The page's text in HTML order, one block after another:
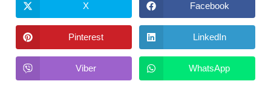
Opens
in
a
new
window
X
Opens
in
a
new
window
Facebook
Opens
in
a
new
window
Pinterest
Opens
in
a
new
window
LinkedIn
Opens
in
Viber
Opens
in
WhatsApp